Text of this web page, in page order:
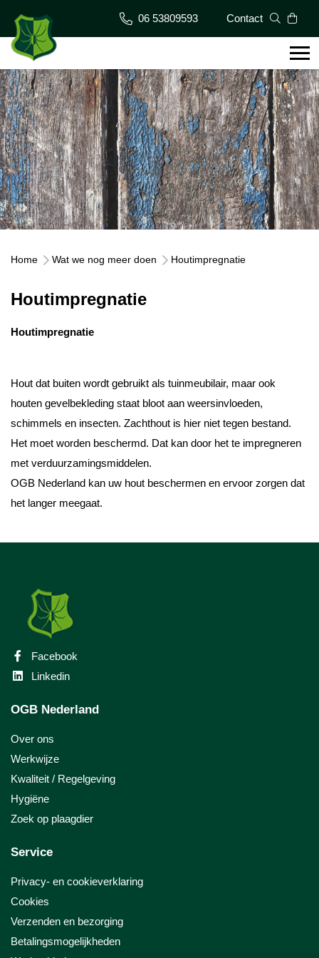
06 53809593 Contact
Home Wat we nog meer doen Houtimpregnatie
Houtimpregnatie
Houtimpregnatie
Hout dat buiten wordt gebruikt als tuinmeubilair, maar ook
houten gevelbekleding staat bloot aan weersinvloeden,
schimmels en insecten. Zachthout is hier niet tegen bestand.
Het moet worden beschermd. Dat kan door het te impregneren
met verduurzamingsmiddelen.
OGB Nederland kan uw hout beschermen en ervoor zorgen dat
het langer meegaat.
Facebook
Linkedin
OGB Nederland
Over ons
Werkwijze
Kwaliteit / Regelgeving
Hygiëne
Zoek op plaagdier
Service
Privacy- en cookieverklaring
Cookies
Verzenden en bezorging
Betalingsmogelijkheden